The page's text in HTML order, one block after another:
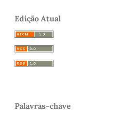
Edição Atual
Palavras-chave